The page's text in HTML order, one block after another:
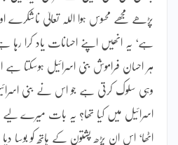
پڑھے مجھے محسوس ہوا اللہ تعالیٰ ناشکرے
ہے‘ یہ انھیں اپنے احسانات یاد کرا رہا
ہر احسان فراموش بنی اسرائیل ہوسکتا
وہی سلوک کرتی ہے جو اس نے بنی
اسرائیل میں کیا تھا؟ یہ بات میرے لیے
اٹھا‘ اس ان پڑھ پشتون کے ہاتھ کو بوسا